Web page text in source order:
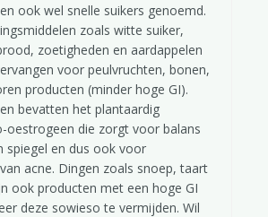
ook wel snelle suikers genoemd.
zoals witte suiker,
zoetigheden en aardappelen
voor peulvruchten, bonen,
producten (minder hoge GI).
bevatten het plantaardig
die zorgt voor balans
spiegel en dus ook voor
acne. Dingen zoals snoep, taart
ook producten met een hoge GI
deze sowieso te vermijden. Wil